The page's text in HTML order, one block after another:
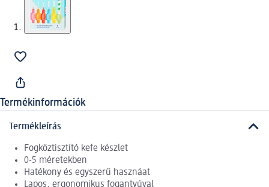
Termékinformációk
Termékleírás
Fogköztisztító kefe készlet
0-5 méretekben
Hatékony és egyszerű hasznáat
Lapos, ergonomikus fogantyúval